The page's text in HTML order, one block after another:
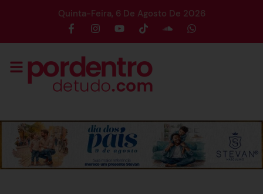
Quinta-Feira, 6 De Agosto De 2026